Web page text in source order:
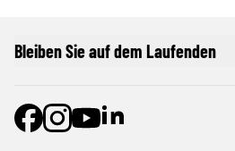
Bleiben Sie auf dem Laufenden